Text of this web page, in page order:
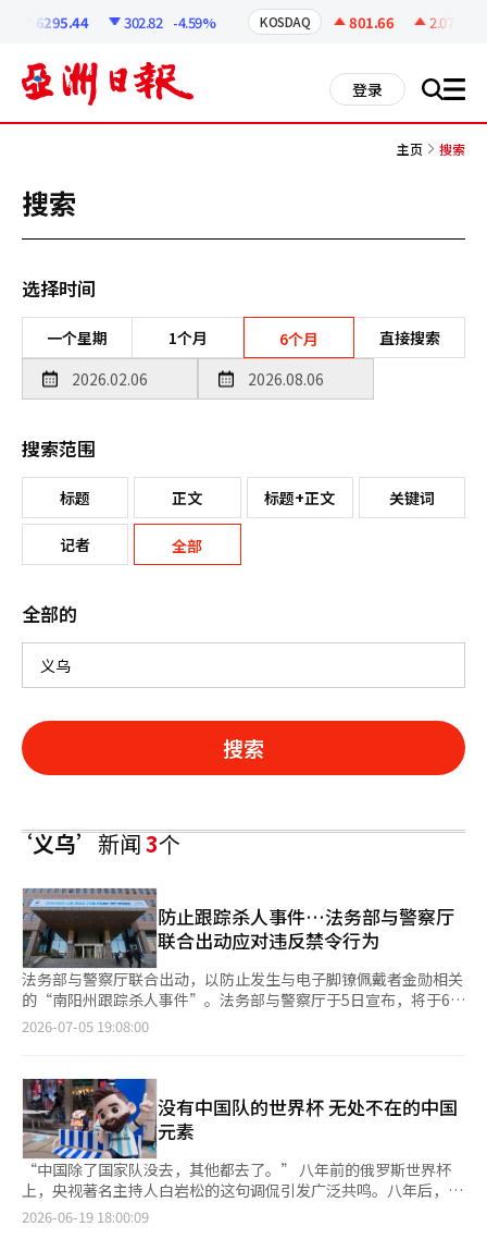
6295.44 302.82 -4.59% KOSDAQ 801.66 2.07
登录 搜 all
主页 搜索
搜索
选择时间
一个星期 1个月 6个月 直接搜索
搜索范围
标题 正文 标题+正文 关键词
记者 全部
全部的
搜索
‘义乌’新闻3个
防止跟踪杀人事件…法务部与警察厅
联合出动应对违反禁令行为
法务部与警察厅联合出动，以防止发生与电子脚镣佩戴者金勋相关
的“南阳州跟踪杀人事件”。法务部与警察厅于5日宣布，将于6日
起实施“法务部·警察间高风险对象协作应对方案”。该方案规
护观察员与警察将共同出动。特定犯罪包括性暴力、谋杀、未成年
人绑架、抢劫、跟踪等。特别是在受害者接近时，保护观察员将监
视加害者，警察将监视受害者，确保受害者的安全，若加害者违反
禁令，双方将合作逮捕加害者。根据2024年1月12日实施的跟踪处
罚法·电子装置佩戴法，关于“位置追踪电子装置佩戴临时措施
（第3条第2款）”的相关信息已被共享，但在特定犯罪的电子脚镣
佩戴者因跟踪或家庭暴力而被下达禁止接触令时，双方之间并没有
信息共享或应对程序。由于这一制度的缺失，今年3月，因性暴力
2026-07-05 19:08:00
没有中国队的世界杯 无处不在的中国
元素
“中国除了国家队没去，其他都去了。” 八年前的俄罗斯世界杯
上，央视著名主持人白岩松的这句调侃引发广泛共鸣。八年后，这
句话的含金量还在上升，中国男足再次“发挥稳定”无缘美加墨世
2026-06-19 18:00:09